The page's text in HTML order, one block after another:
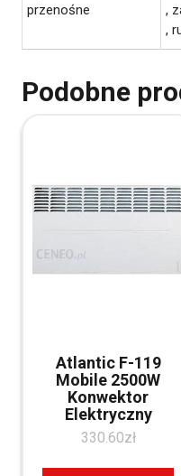
przenośne
,
,
Podobne
Atlantic F-119
Mobile 2500W
Konwektor
Elektryczny
330.60zł